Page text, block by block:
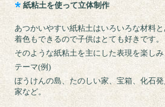
紙粘土を使って立体制作
あつかいやすい紙粘土はいろいろな材料
着色もできるので子供はとても好きです。
そのような紙粘土を主にした表現を楽しみ
テーマ(例)
ぼうけんの島、たのしい家、宝箱、化石
家など。